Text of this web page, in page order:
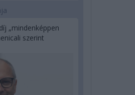
„mindenképpen
szerint